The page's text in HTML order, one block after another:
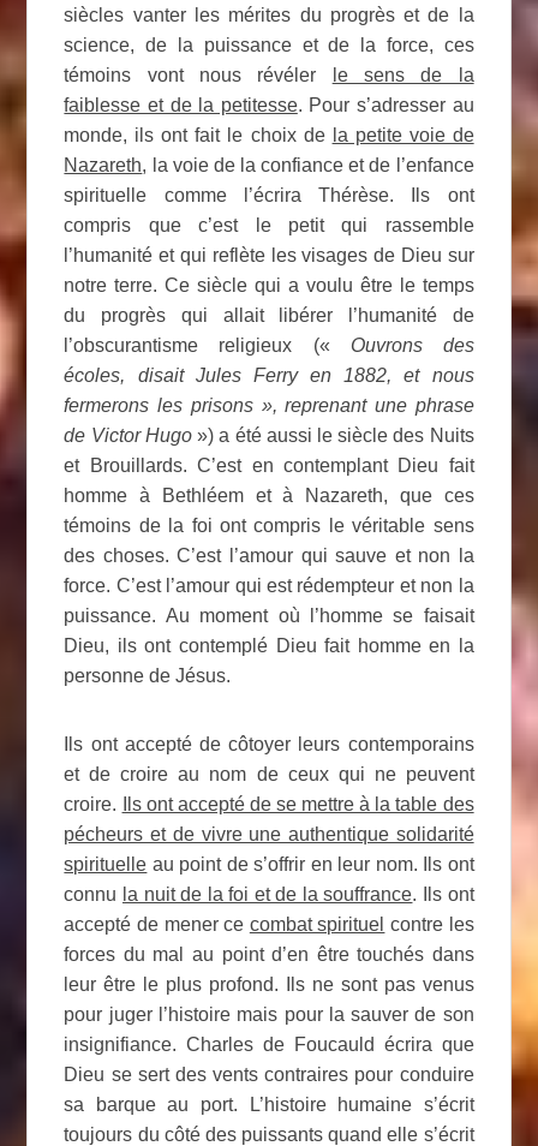
siècles vanter les mérites du progrès et de la
science, de la puissance et de la force, ces
témoins vont nous révéler
le sens de la
faiblesse et de la petitesse. Pour s’adresser au
monde, ils ont fait le choix de la petite voie de
Nazareth, la voie de la confiance et de l’enfance
spirituelle comme l’écrira Thérèse. Ils ont
compris que c’est le petit qui rassemble
l’humanité et qui reflète les visages de Dieu sur
notre terre. Ce siècle qui a voulu être le temps
du progrès qui allait libérer l’humanité de
l’obscurantisme religieux (« Ouvrons des
écoles, disait Jules Ferry en 1882, et nous
fermerons les prisons », reprenant une phrase
de Victor Hugo») a été aussi le siècle des Nuits
et Brouillards. C’est en contemplant Dieu fait
homme à Bethléem et à Nazareth, que ces
témoins de la foi ont compris le véritable sens
des choses. C’est l’amour qui sauve et non la
force. C’est l’amour qui est rédempteur et non la
puissance. Au moment où l’homme se faisait
Dieu, ils ont contemplé Dieu fait homme en la
personne de Jésus.
Ils ont accepté de côtoyer leurs contemporains
et de croire au nom de ceux qui ne peuvent
croire.
Ils ont accepté de se mettre à la table des
pécheurs et de vivre une authentique solidarité
spirituelle au point de s’offrir en leur nom. Ils ont
connu la nuit de la foi et de la souffrance. Ils ont
accepté de mener ce combat spirituel contre les
forces du mal au point d’en être touchés dans
leur être le plus profond. Ils ne sont pas venus
pour juger l’histoire mais pour la sauver de son
insignifiance. Charles de Foucauld écrira que
Dieu se sert des vents contraires pour conduire
sa barque au port. L’histoire humaine s’écrit
toujours du côté des puissants quand elle s’écrit